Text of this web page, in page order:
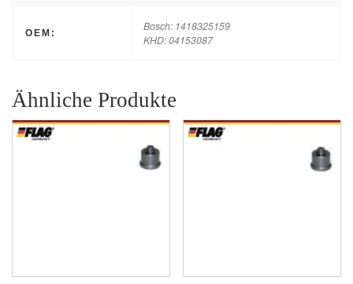
OEM:
Bosch: 1418325159
KHD: 04153087
Ähnliche Produkte